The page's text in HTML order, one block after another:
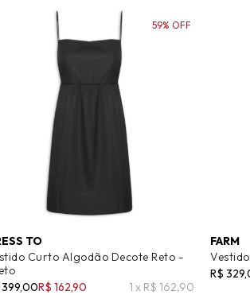
TO
Curto Algodão Decote Reto -
399,00R$ 162,90 1 x R$ 162,90
59% OFF
FARM
R$